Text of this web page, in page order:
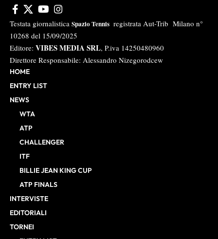
Testata giornalistica Spazio Tennis registrata Aut-Trib Milano n°
10268 del 15/09/2025
Editore: VIBES MEDIA SRL, P.iva 14250480960
Direttore Responsabile: Alessandro Nizegorodcew
HOME
ENTRY LIST
NEWS
WTA
ATP
CHALLENGER
ITF
BILLIE JEAN KING CUP
ATP FINALS
INTERVISTE
EDITORIALI
TORNEI